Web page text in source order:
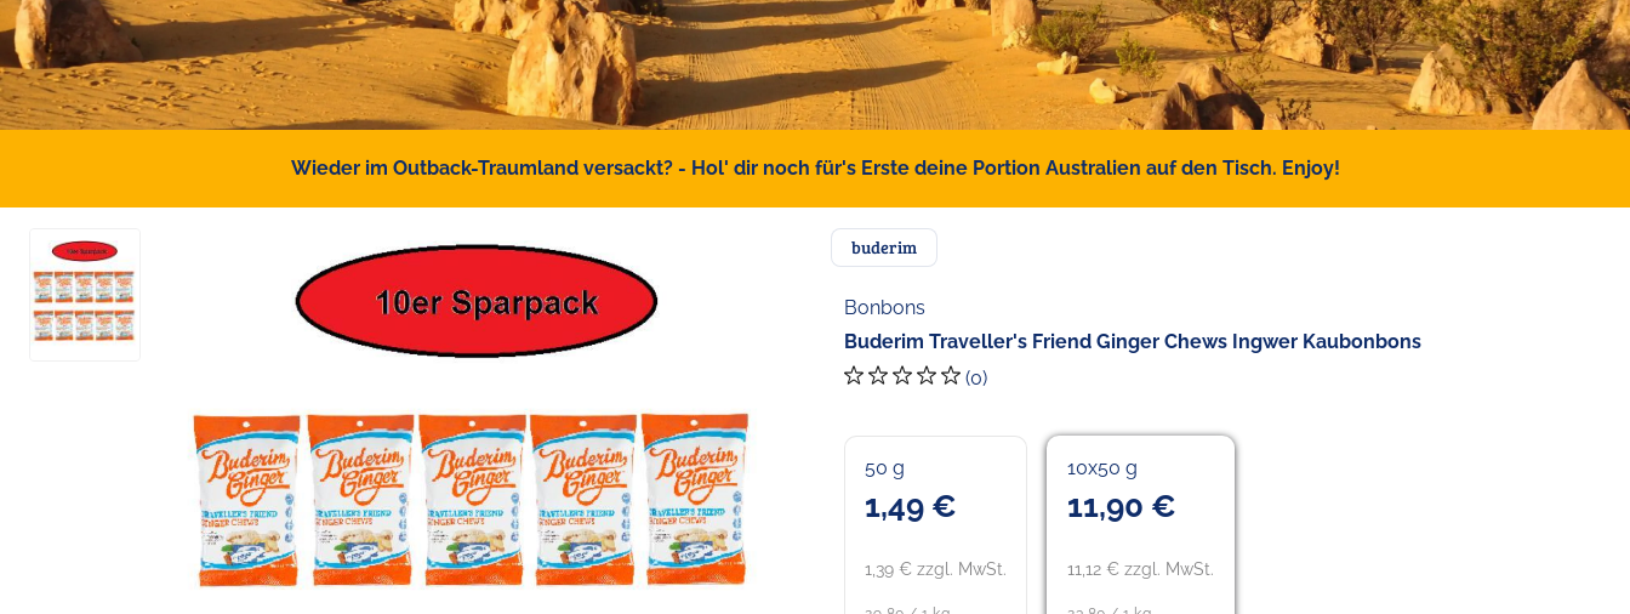
Wieder im Outback-Traumland versackt? - Hol' dir noch für's Erste deine Portion Australien auf den Tisch. Enjoy!
buderim
Bonbons
Buderim Traveller's Friend Ginger Chews Ingwer Kaubonbons
(0)
50 g
1,49 €
1,39 € zzgl. MwSt.
10x50 g
11,90 €
11,12 € zzgl. MwSt.